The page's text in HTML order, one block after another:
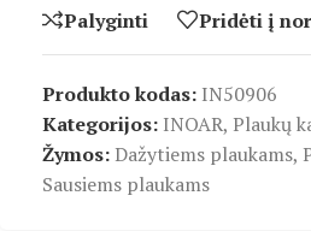
Palyginti Pridėti į
Produkto kodas: IN50906
Kategorijos: INOAR, Plaukų
Žymos:Dažytiems plaukams,
Sausiems plaukams